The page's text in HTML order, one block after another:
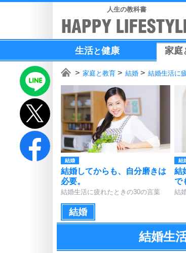
人生の教科書
生活と健康 家庭
家庭と教育 結婚 結婚生活に
結婚
結婚してからも、自分磨きは
必要。
結婚生活に疲れたときの30の言葉
結
結
で
結
結婚
結婚生